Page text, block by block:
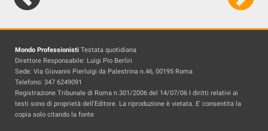
Mondo Professionisti Testata quotidiana
Direttore Responsabile: Luigi Pio Berliri
Sede: Via Giovanni Pierluigi da Palestrina n.46, 00195 Roma
Telefono: 347 6249091
Registrazione Tribunale di Roma n.301/2006 del 14/07/06 I diritti relativi ai
testi sono di proprietà dell'Editore. La riproduzione è vietata. E' consentita la
copia solo citando la fonte